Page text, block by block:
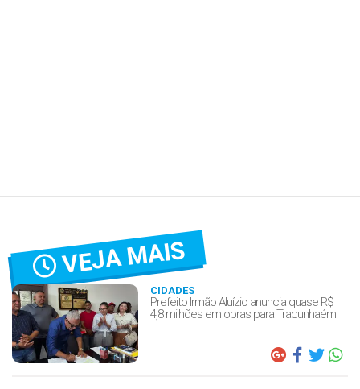
VEJA MAIS
CIDADES
Prefeito Irmão Aluízio anuncia quase R$
4,8 milhões em obras para Tracunhaém